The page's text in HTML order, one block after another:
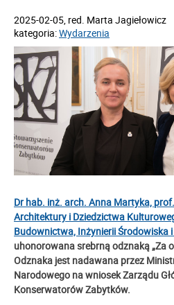
2025-02-05, red. Marta Jagiełowicz
kategoria:Wydarzenia
Dr hab. inż. arch. Anna Martyka,
Architektury i Dziedzictwa
Budownictwa, Inżynierii Środowiska
uhonorowana srebrną odznaką „Za
Odznaka jest nadawana przez
Narodowego na wniosek Zarządu
Konserwatorów Zabytków.